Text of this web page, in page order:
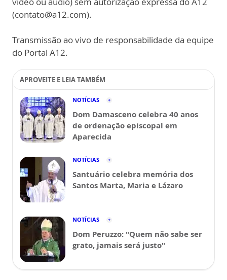
(contato@a12.com).
Transmissão ao vivo de responsabilidade da equipe
do Portal A12.
APROVEITE E LEIA TAMBÉM
NOTÍCIAS
Dom Damasceno celebra 40 anos
de ordenação episcopal em
Aparecida
NOTÍCIAS
Santuário celebra memória dos
Santos Marta, Maria e Lázaro
NOTÍCIAS
Dom Peruzzo: "Quem não sabe ser
grato, jamais será justo"